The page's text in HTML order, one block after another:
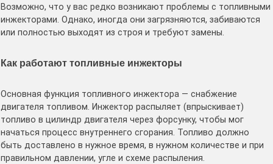
Возможно, что у вас редко возникают проблемы с топливными
инжекторами. Однако, иногда они загрязняются, забиваются
или полностью выходят из строя и требуют замены.
Как работают топливные инжекторы
Основная функция топливного инжектора — снабжение
двигателя топливом. Инжектор распыляет (впрыскивает)
топливо в цилиндр двигателя через форсунку, чтобы мог
начаться процесс внутреннего сгорания. Топливо должно
быть доставлено в нужное время, в нужном количестве и при
правильном давлении, угле и схеме распыления.